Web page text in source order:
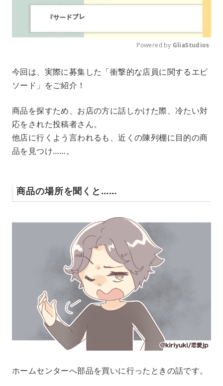
u
Powered by GliaStudios
今回は、実際に募集した「衝撃的な店員に関するエピ
ソード」をご紹介！
商品を探すため、お店の方に話しかけた際、冷たい対
応をされた投稿者さん。
他店に行くよう言われるも、近くの陳列棚に目的の商
品を見つけ……。
商品の場所を聞くと……
ホームセンターへ部品を買いに行ったときの話です。